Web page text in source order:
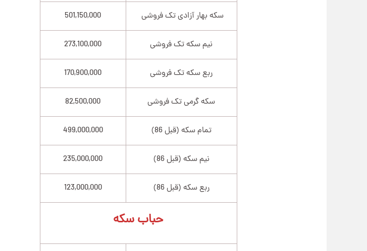
سکه بهار آزادی تک فروشی 501,150,000
نیم سکه تک فروشی 273,100,000
ربع سکه تک فروشی 170,900,000
سکه گرمی تک فروشی 82,500,000
تمام سکه (قبل 86) 499,000,000
نیم سکه (قبل 86) 235,000,000
ربع سکه (قبل 86) 123,000,000
حباب سکه